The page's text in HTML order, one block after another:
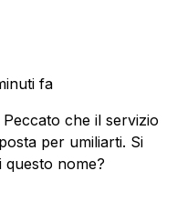
fa
che il servizio
per umiliarti. Si
questo nome?